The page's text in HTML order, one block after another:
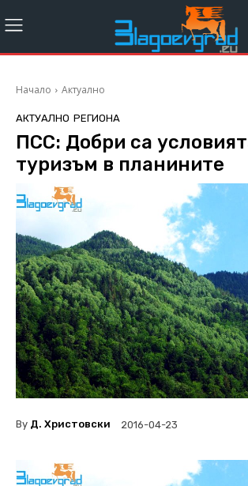
Начало Актуално
АКТУАЛНО РЕГИОНА
ПСС: Добри са
туризъм в планините
By Д. Христовски 2016-04-23